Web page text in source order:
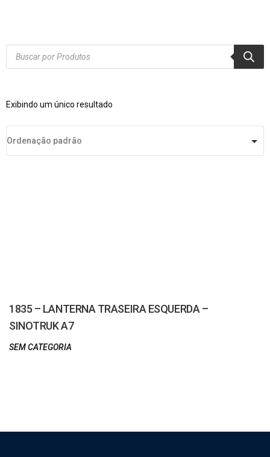
Zoomlion(84)
Products
search
Exibindo um único resultado
1835 – LANTERNA TRASEIRA ESQUERDA –
SINOTRUK A7
SEM CATEGORIA